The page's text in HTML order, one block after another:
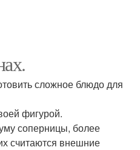
сложное блюдо для
фигурой.
соперницы, более
считаются внешние